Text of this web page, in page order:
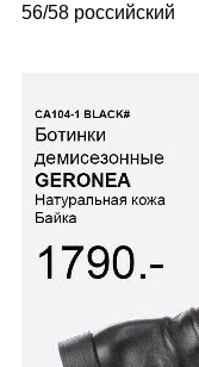
56/58 российский